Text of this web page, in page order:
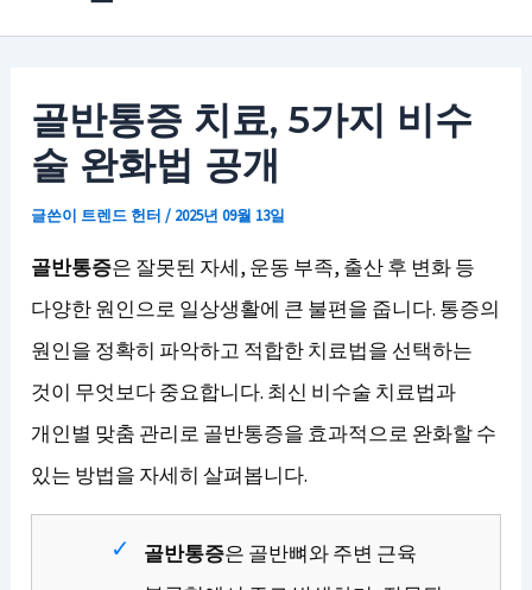
골반통증 치료, 5가지 비수
술 완화법 공개
글쓴이 트렌드 헌터/ 2025년 09월 13일
골반통증은 잘못된 자세, 운동 부족, 출산 후 변화 등
다양한 원인으로 일상생활에 큰 불편을 줍니다. 통증의
원인을 정확히 파악하고 적합한 치료법을 선택하는
것이 무엇보다 중요합니다. 최신 비수술 치료법과
개인별 맞춤 관리로 골반통증을 효과적으로 완화할 수
있는 방법을 자세히 살펴봅니다.
골반통증은 골반뼈와 주변 근육